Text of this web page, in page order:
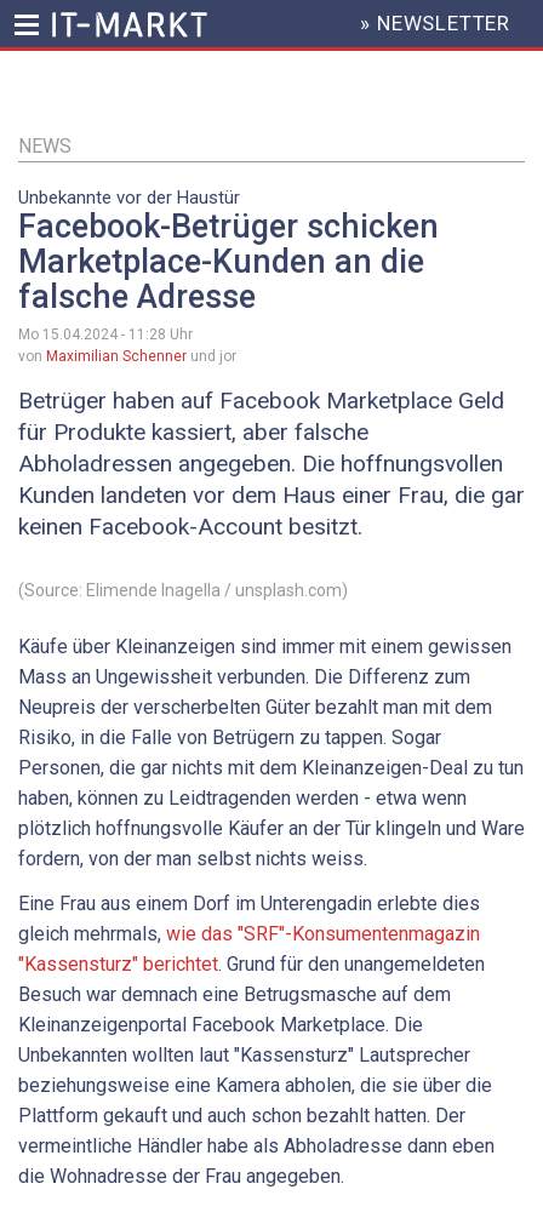
Inhalt
HEADER
MENU
» NEWSLETTER
NEWS
Unbekannte vor der Haustür
Facebook-Betrüger schicken
Marketplace-Kunden an die
falsche Adresse
Mo 15.04.2024 - 11:28 Uhr
von Maximilian Schenner und jor
Betrüger haben auf Facebook Marketplace Geld
für Produkte kassiert, aber falsche
Abholadressen angegeben. Die hoffnungsvollen
Kunden landeten vor dem Haus einer Frau, die gar
keinen Facebook-Account besitzt.
(Source: Elimende Inagella / unsplash.com)
Käufe über Kleinanzeigen sind immer mit einem gewissen
Mass an Ungewissheit verbunden. Die Differenz zum
Neupreis der verscherbelten Güter bezahlt man mit dem
Risiko, in die Falle von Betrügern zu tappen. Sogar
Personen, die gar nichts mit dem Kleinanzeigen-Deal zu tun
haben, können zu Leidtragenden werden - etwa wenn
plötzlich hoffnungsvolle Käufer an der Tür klingeln und Ware
fordern, von der man selbst nichts weiss.
Eine Frau aus einem Dorf im Unterengadin erlebte dies
gleich mehrmals, wie das "SRF"-Konsumentenmagazin
"Kassensturz" berichtet. Grund für den unangemeldeten
Besuch war demnach eine Betrugsmasche auf dem
Kleinanzeigenportal Facebook Marketplace. Die
Unbekannten wollten laut "Kassensturz" Lautsprecher
beziehungsweise eine Kamera abholen, die sie über die
Plattform gekauft und auch schon bezahlt hatten. Der
vermeintliche Händler habe als Abholadresse dann eben
die Wohnadresse der Frau angegeben.